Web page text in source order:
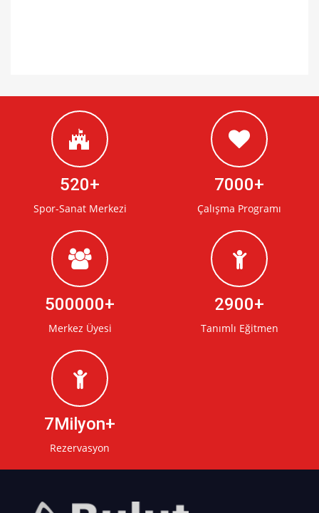
520
Spor-Sanat Merkezi
7000
Çalışma Programı
500000
Merkez Üyesi
2900
Tanımlı Eğitmen
7Milyon
Rezervasyon